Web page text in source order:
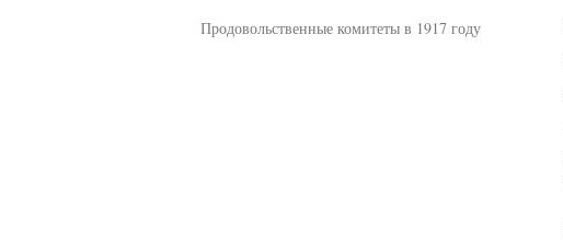
Продовольственные комитеты в 1917 году